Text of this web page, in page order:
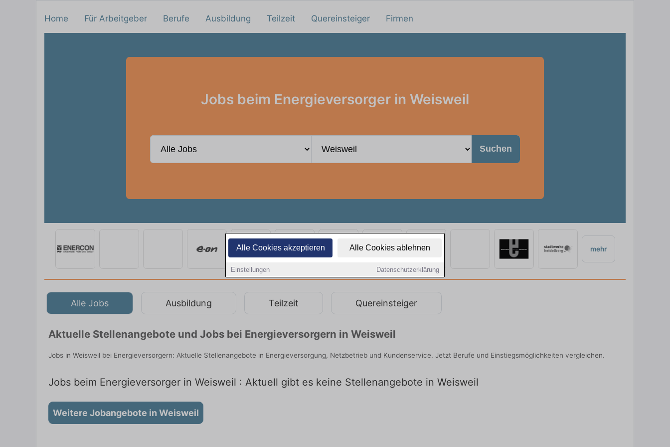
Alle Cookies akzeptieren Alle Cookies ablehnen
Einstellungen Datenschutzerklärung
Home Für Arbeitgeber Berufe Ausbildung Teilzeit Quereinsteiger Firmen
Jobs beim Energieversorger in Weisweil
Suchen
mehr
Alle Jobs Ausbildung Teilzeit Quereinsteiger
Aktuelle Stellenangebote und Jobs bei Energieversorgern in Weisweil
Jobs in Weisweil bei Energieversorgern: Aktuelle Stellenangebote in Energieversorgung, Netzbetrieb und Kundenservice. Jetzt Berufe und Einstiegsmöglichkeiten vergleichen.
Jobs beim Energieversorger in Weisweil : Aktuell gibt es keine Stellenangebote in Weisweil
Weitere Jobangebote in Weisweil